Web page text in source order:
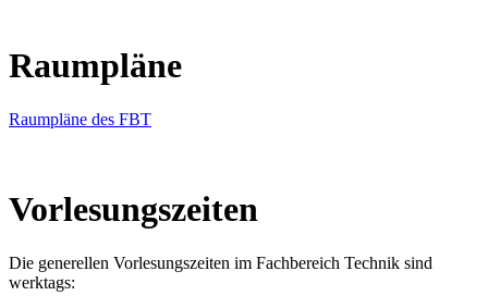
Raumpläne
Raumpläne des FBT
Vorlesungszeiten
Die generellen Vorlesungszeiten im Fachbereich Technik sind
werktags: